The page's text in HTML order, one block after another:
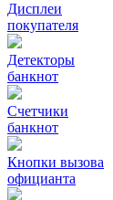
Дисплеи
покупателя
Детекторы
банкнот
Счетчики
банкнот
Кнопки вызова
официанта